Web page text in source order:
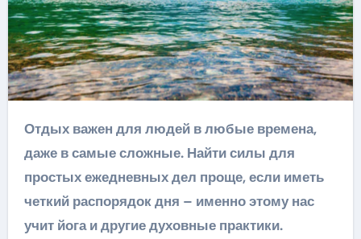
Отдых важен для людей в любые времена,
даже в самые сложные. Найти силы для
простых ежедневных дел проще, если иметь
четкий распорядок дня – именно этому нас
учит йога и другие духовные практики.